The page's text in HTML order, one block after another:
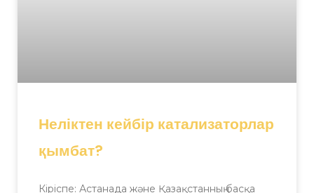
Неліктен кейбір катализаторлар
қымбат?
Кіріспе: Астанада және Қазақстанның басқа